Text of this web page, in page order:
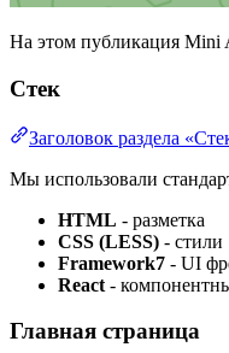
На этом публикация Mini
Стек
Заголовок раздела
Мы использовали
HTML - разметка
CSS (LESS) - стили
Framework7 - UI
React -
Главная страница